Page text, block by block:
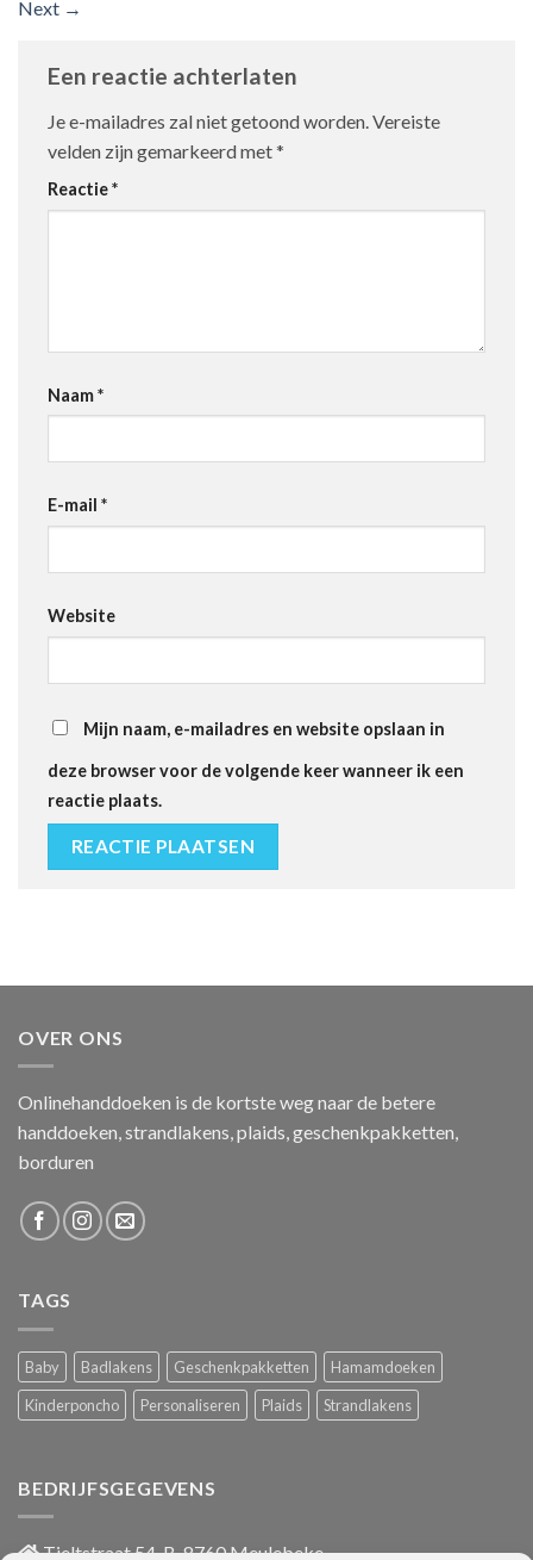
Next →
Een reactie achterlaten
Je e-mailadres zal niet getoond worden.Vereiste
velden zijn gemarkeerd met*
Reactie*
Naam*
E-mail *
Website
Mijn naam, e-mailadres en website opslaan in
deze browser voor de volgende keer wanneer ik een
reactie plaats.
OVER ONS
Onlinehanddoeken is de kortste weg naar de betere
handdoeken, strandlakens, plaids, geschenkpakketten,
borduren
TAGS
Baby Badlakens Geschenkpakketten
Hamamdoeken
Kinderponcho
Personaliseren Plaids Strandlakens
BEDRIJFSGEGEVENS
Tieltstraat 54, B-8760 Meulebeke